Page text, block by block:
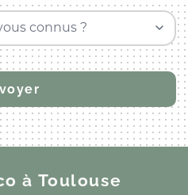
connus ?
à Toulouse